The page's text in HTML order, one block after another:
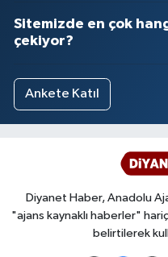
Sitemizde en çok
çekiyor?
Ankete Katıl
Diyanet Haber, Anadolu
"ajans kaynaklı haberler"
belirtilerek